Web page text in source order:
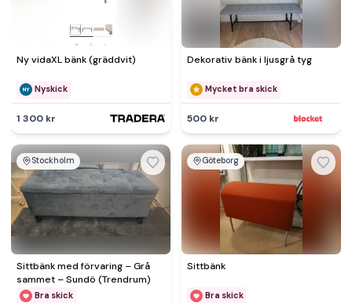
Ny vidaXL bänk (gräddvit)
Nyskick
1 300 kr
Dekorativ bänk i ljusgrå tyg
Mycket bra skick
500 kr
Stockholm
Sittbänk med förvaring – Grå
sammet – Sundö (Trendrum)
Bra skick
Göteborg
Sittbänk
Bra skick